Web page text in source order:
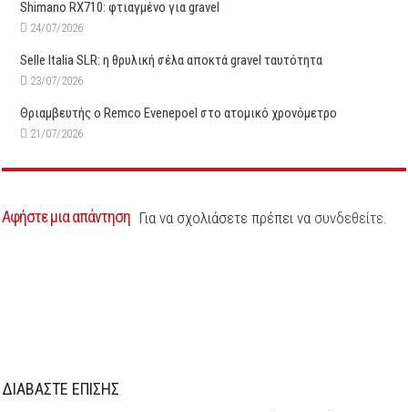
Shimano RX710: φτιαγμένο για gravel
24/07/2026
Selle Italia SLR: η θρυλική σέλα αποκτά gravel ταυτότητα
23/07/2026
Θριαμβευτής ο Remco Evenepoel στο ατομικό χρονόμετρο
21/07/2026
Αφήστε μια απάντηση Για να σχολιάσετε πρέπει να συνδεθείτε
ΔΙΑΒΑΣΤΕ ΕΠΙΣΗΣ